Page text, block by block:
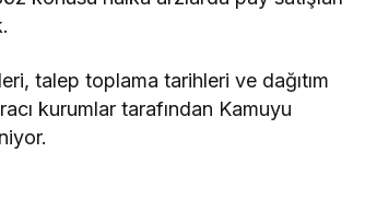
talep toplama tarihleri ve dağıtım
kurumlar tarafından Kamuyu